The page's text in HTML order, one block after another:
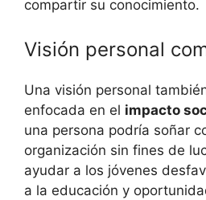
compartir su conocimiento.
Visión personal
Una visión personal
enfocada en el impacto
una persona podría soñar
organización sin fines de
ayudar a los jóvenes
a la educación y